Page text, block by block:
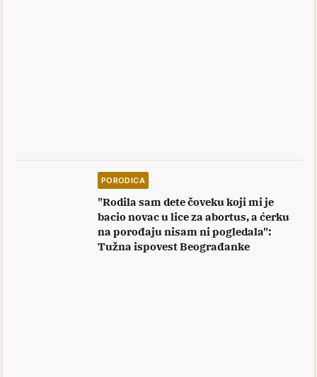
PORODICA
"Rodila sam dete čoveku koji mi je
bacio novac u lice za abortus, a ćerku
na porođaju nisam ni pogledala":
Tužna ispovest Beograđanke